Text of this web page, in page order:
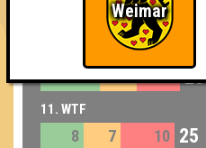
9 10
10. Chop Suey
11 7 8 26
11. WTF
8 7 10 25
Weimar